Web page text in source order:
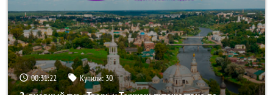
00:31:21 Купили:30